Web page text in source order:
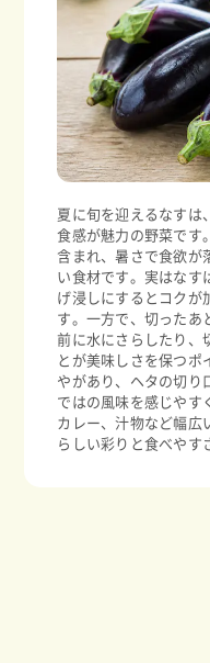
夏に旬を迎えるなすは
食感が魅力の野菜です
含まれ、暑さで食欲が
い食材です。実はなす
げ浸しにするとコクが
す。一方で、切ったあ
前に水にさらしたり、
とが美味しさを保つポ
やがあり、ヘタの切り
ではの風味を感じやす
カレー、汁物など幅広
らしい彩りと食べやす